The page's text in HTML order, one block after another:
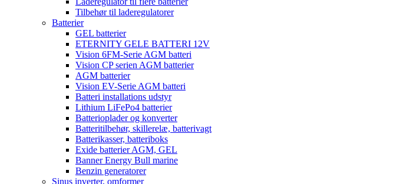
Tilbehør til laderegulatorer
Batterier
GEL batterier
ETERNITY GELE BATTERI 12V
Vision 6FM-Serie AGM batteri
Vision CP serien AGM batterier
AGM batterier
Vision EV-Serie AGM batteri
Batteri installations udstyr
Lithium LiFePo4 batterier
Batterioplader og konverter
Batteritilbehør, skillerelæ, batterivagt
Batterikasser, batteriboks
Exide batterier AGM, GEL
Banner Energy Bull marine
Benzin generatorer
Sinus inverter, omformer